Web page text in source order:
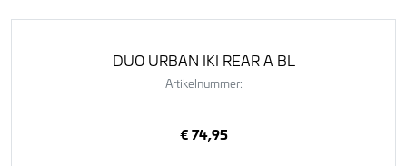
DUO URBAN IKI REAR A BL
Artikelnummer:
€ 74,95